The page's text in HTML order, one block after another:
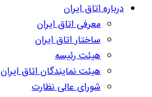
درباره اتاق ایران
معرفی اتاق ایران
ساختار اتاق ایران
هیئت رئیسه
هیئت نمایندگان اتاق ایران
شورای عالی نظارت